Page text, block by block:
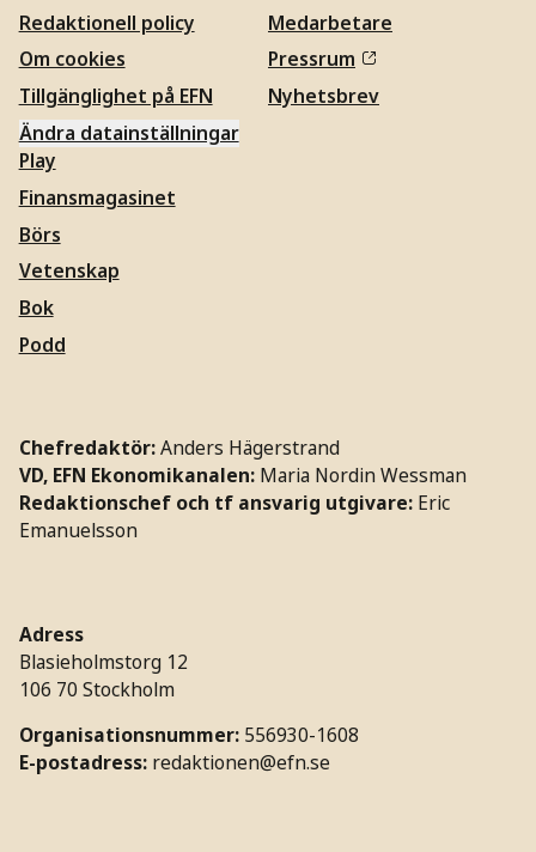
Redaktionell policy
Om cookies
Tillgänglighet på EFN
Ändra datainställningar
Medarbetare
Pressrum
Nyhetsbrev
Play
Finansmagasinet
Börs
Vetenskap
Bok
Podd
Chefredaktör:Anders Hägerstrand
VD, EFN Ekonomikanalen: Maria Nordin Wessman
Redaktionschef och tf ansvarig utgivare: Eric
Emanuelsson
Adress
Blasieholmstorg 12
106 70 Stockholm
Organisationsnummer: 556930-1608
E-postadress: redaktionen@efn.se